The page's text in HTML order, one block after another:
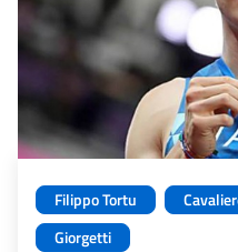
Filippo Tortu
Giorgetti